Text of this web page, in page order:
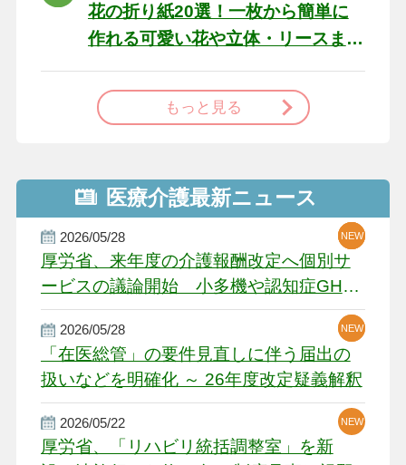
花の折り紙20選！一枚から簡単に
作れる可愛い花や立体・リースま
もっと見る
医療介護最新ニュース
2026/05/28
厚労省、来年度の介護報酬改定へ個別サ
ービスの議論開始 小多機や認知症GH、
厳しい経営環境に危機感
NEW
NEW
NEW
2026/05/28
「在医総管」の要件見直しに伴う届出の
扱いなどを明確化 ～ 26年度改定疑義解釈
NEW
NEW
2026/05/22
厚労省、「リハビリ統括調整室」を新
NEW